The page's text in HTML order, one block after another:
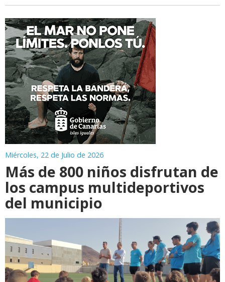
Miércoles, 22 de Julio de 2026
Más de 800 niños disfrutan de
los campus multideportivos
del municipio